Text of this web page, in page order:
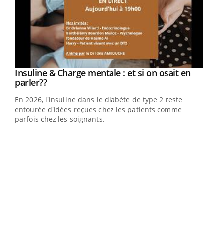
Youtube
Insuline & Charge mentale : et si on osait en
parler??Youtube
En 2026, l'insuline dans le diabète de type 2 reste
entourée d'idées reçues chez les patients comme
parfois chez les soignants.